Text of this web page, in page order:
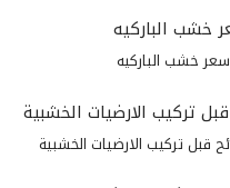
خشب الباركيه
قبل تركيب الارضيات الخشبية